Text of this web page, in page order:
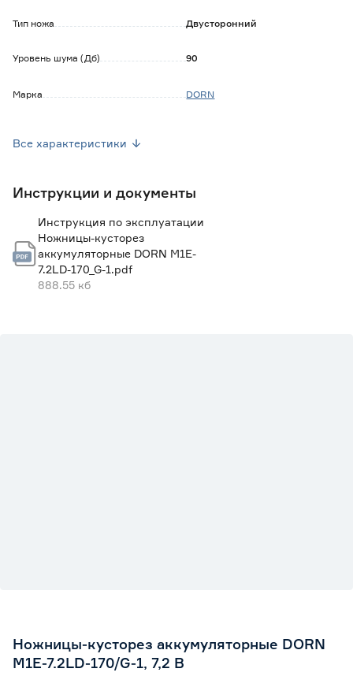
Тип ножа Двусторонний
Уровень шума (Дб) 90
Марка DORN
Страна производства Китай
Вес брутто (кг) 1.1
Все характеристики
Инструкции и документы
Инструкция по эксплуатации
Ножницы-кусторез
аккумуляторные DORN M1E-
7.2LD-170_G-1.pdf
888.55 кб
Ножницы-кусторез аккумуляторные DORN
M1E-7.2LD-170/G-1, 7,2 В